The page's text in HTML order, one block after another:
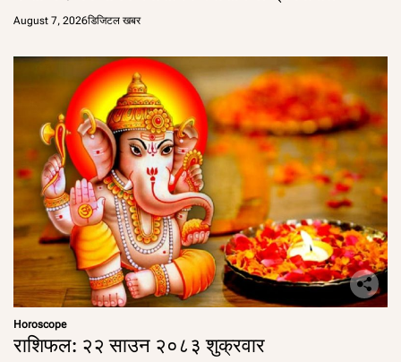
August 7, 2026डिजिटल खबर
Horoscope
राशिफल: २२ साउन २०८३ शुक्रवार